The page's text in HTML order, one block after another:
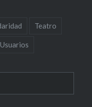
Teatro
Usuarios